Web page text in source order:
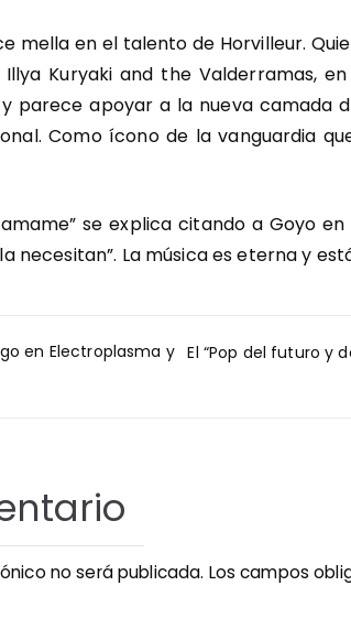
mella en el talento de Horvilleur.
Kuryaki and the Valderramas,
parece apoyar a la nueva camada
Como ícono de la vanguardia
se explica citando a Goyo
necesitan”. La música es eterna y
en Electroplasma y El “Pop del futuro y
no será publicada. Los campos